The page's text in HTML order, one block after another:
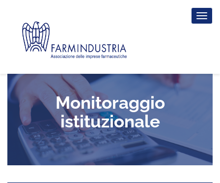
Monitoraggio
istituzionale